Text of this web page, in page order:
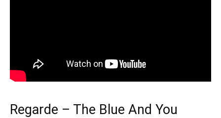
Regarde – The Blue And You